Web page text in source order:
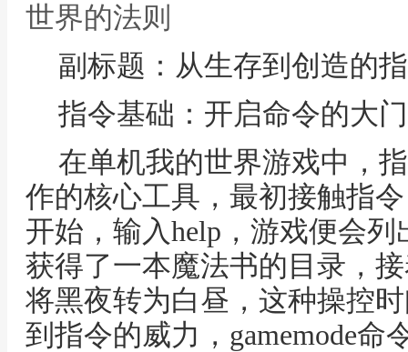
世界的法则
副标题：从生存到创造的
指令基础：开启命令的大门
在单机我的世界游戏中，
作的核心工具，最初接触指
开始，输入help，游戏便会
获得了一本魔法书的目录，
将黑夜转为白昼，这种操控
到指令的威力，gamemode